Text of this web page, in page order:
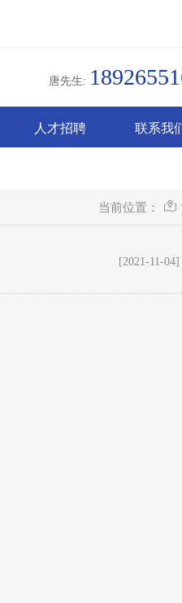
唐先生:
人才招聘 联系我
当前位置：
[2021-11-04]